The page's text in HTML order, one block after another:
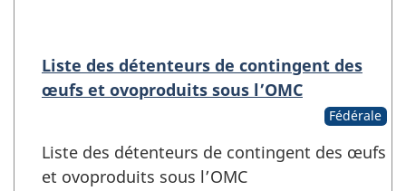
Liste des détenteurs de contingent des
œufs et ovoproduits sous l’OMC
Fédérale
Liste des détenteurs de contingent des œufs
et ovoproduits sous l’OMC